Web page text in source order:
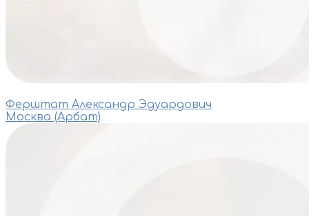
Ферштат Александр Эдуардович
Москва (Арбат)